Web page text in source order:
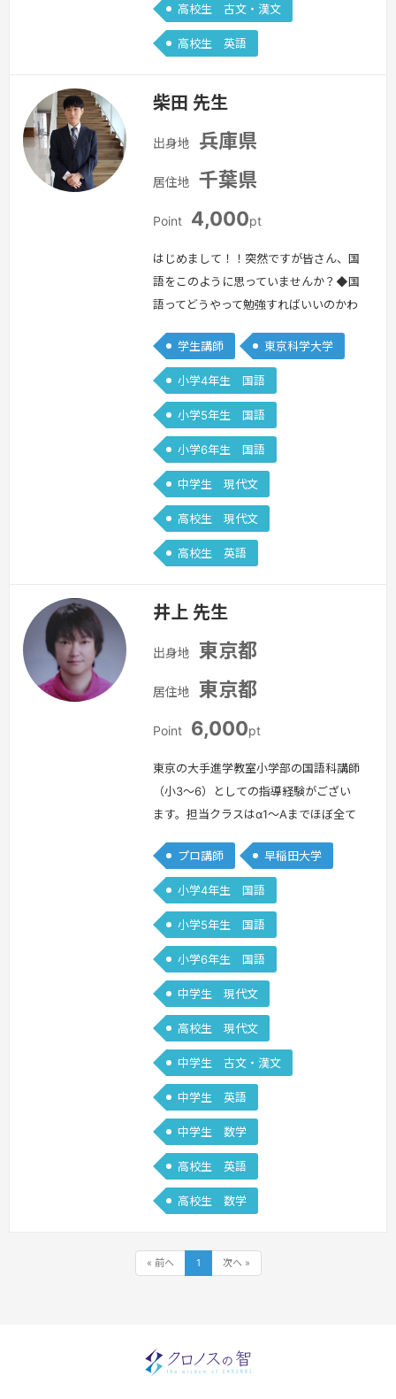
高校生 古文・漢文
高校生 英語
柴田 先生
出身地 兵庫県
居住地 千葉県
Point 4,000pt
はじめまして！！突然ですが皆さん、国
語をこのように思っていませんか？◆国
語ってどうやって勉強すればいいのかわ
の◆国語は才能や想像力がないとでき
ない。私も中学受験の時実際に上記のよ
うに考えていました。国語は勉強しても
変わらないから算数と理科だけを勉強し
て受験を迎えました。本当に危険な考え
であったと今では反省しています。本番
も不安で仕方ありませんでした。皆さん
にはこ… 続きを見る »
学生講師 東京科学大学
小学4年生 国語
小学5年生 国語
小学6年生 国語
中学生 現代文
高校生 現代文
高校生 英語
井上 先生
出身地 東京都
居住地 東京都
Point 6,000pt
東京の大手進学教室小学部の国語科講師
（小3～6）としての指導経験がござい
ます。担当クラスはα1〜Aまでほぼ全て
年あまり勤務している大手大学受験予備
校では現代文を教えております。この
間、家庭教師としても、20年以上、小
学生から大学受験生までほぼ全ての科目
を教えてきました。国語の柱は、言葉、
発想、論理の3つです。塾の授業であ
れ、家庭教師の授業あれ、この点を力説
してい… 続きを見る »
プロ講師 早稲田大学
小学4年生 国語
小学5年生 国語
小学6年生 国語
中学生 現代文
高校生 現代文
中学生 古文・漢文
中学生 英語
中学生 数学
高校生 英語
高校生 数学
« 前へ 1 次へ »